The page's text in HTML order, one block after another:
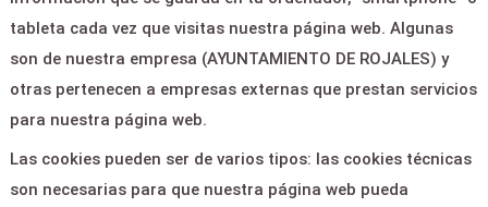
Política de privacidad
Contactar
CONTACTO
PASAJE ALBERTO
tableta cada vez que visitas nuestra página web. Algunas
son de nuestra empresa (AYUNTAMIENTO DE ROJALES) y
otras pertenecen a empresas externas que prestan servicios
para nuestra página web.
Las cookies pueden ser de varios tipos: las cookies técnicas
son necesarias para que nuestra página web pueda